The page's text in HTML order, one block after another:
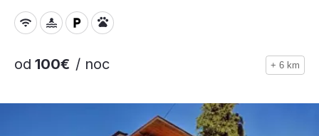
od 100€ / noc + 6 km